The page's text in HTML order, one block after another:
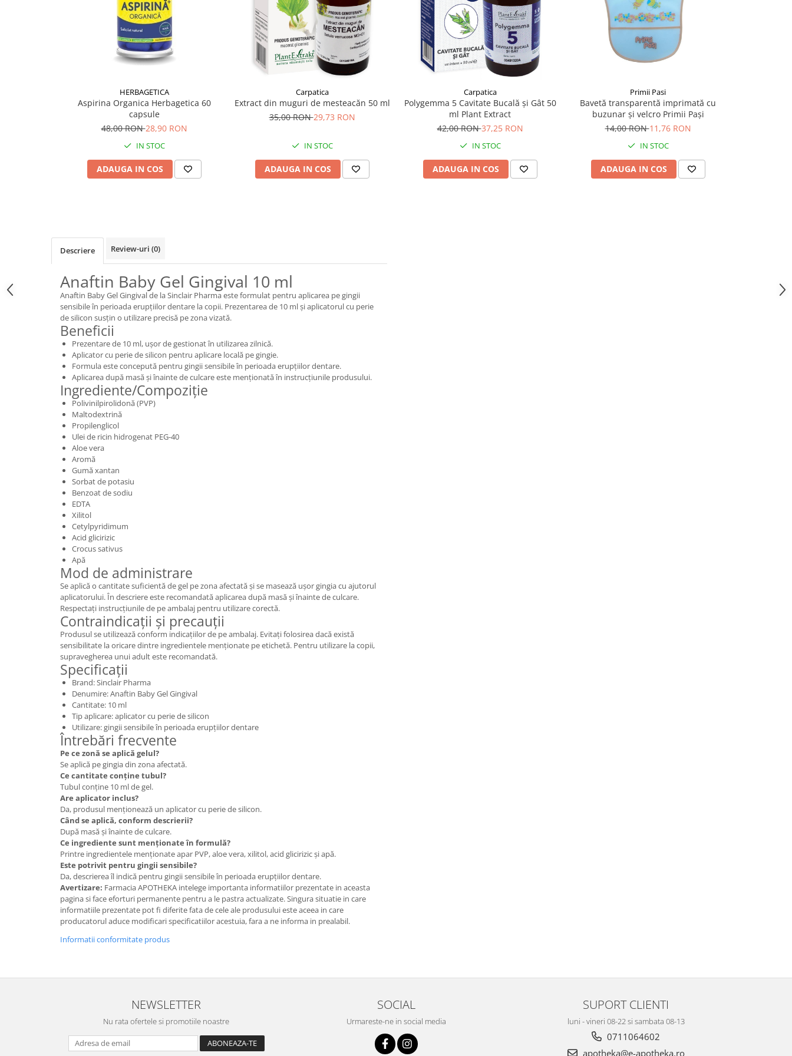
Vitamine si minerale
HERBAGETICA
Aspirina Organica Herbagetica 60
capsule
48,00 RON28,90 RON
IN STOC
ADAUGA IN COS
Carpatica
Extract din muguri de mesteacăn 50 ml
35,00 RON29,73 RON
IN STOC
ADAUGA IN COS
Carpatica
Polygemma 5 Cavitate Bucală și Gât 50
ml Plant Extract
42,00 RON37,25 RON
IN STOC
ADAUGA IN COS
Primii Pasi
Bavetă transparentă imprimată cu
buzunar și velcro Primii Pași
14,00 RON11,76 RON
IN STOC
ADAUGA IN COS
Descriere Review-uri (0)
Anaftin Baby Gel Gingival 10 ml
Anaftin Baby Gel Gingival de la Sinclair Pharma este formulat pentru aplicarea pe gingii
sensibile în perioada erupțiilor dentare la copii. Prezentarea de 10 ml și aplicatorul cu perie
de silicon susțin o utilizare precisă pe zona vizată.
Beneficii
Prezentare de 10 ml, ușor de gestionat în utilizarea zilnică.
Aplicator cu perie de silicon pentru aplicare locală pe gingie.
Formula este concepută pentru gingii sensibile în perioada erupțiilor dentare.
Aplicarea după masă și înainte de culcare este menționată în instrucțiunile produsului.
Ingrediente/Compoziție
Polivinilpirolidonă (PVP)
Maltodextrină
Propilenglicol
Ulei de ricin hidrogenat PEG-40
Aloe vera
Aromă
Gumă xantan
Sorbat de potasiu
Benzoat de sodiu
EDTA
Xilitol
Cetylpyridimum
Acid glicirizic
Crocus sativus
Apă
Mod de administrare
Se aplică o cantitate suficientă de gel pe zona afectată și se masează ușor gingia cu ajutorul
aplicatorului. În descriere este recomandată aplicarea după masă și înainte de culcare.
Respectați instrucțiunile de pe ambalaj pentru utilizare corectă.
Contraindicații și precauții
Produsul se utilizează conform indicațiilor de pe ambalaj. Evitați folosirea dacă există
sensibilitate la oricare dintre ingredientele menționate pe etichetă. Pentru utilizare la copii,
supravegherea unui adult este recomandată.
Specificații
Brand: Sinclair Pharma
Denumire: Anaftin Baby Gel Gingival
Cantitate: 10 ml
Tip aplicare: aplicator cu perie de silicon
Utilizare: gingii sensibile în perioada erupțiilor dentare
Întrebări frecvente
Pe ce zonă se aplică gelul?
Se aplică pe gingia din zona afectată.
Ce cantitate conține tubul?
Tubul conține 10 ml de gel.
Are aplicator inclus?
Da, produsul menționează un aplicator cu perie de silicon.
Când se aplică, conform descrierii?
După masă și înainte de culcare.
Ce ingrediente sunt menționate în formulă?
Printre ingredientele menționate apar PVP, aloe vera, xilitol, acid glicirizic și apă.
Este potrivit pentru gingii sensibile?
Da, descrierea îl indică pentru gingii sensibile în perioada erupțiilor dentare.
Avertizare: Farmacia APOTHEKA intelege importanta informatiilor prezentate in aceasta
pagina si face eforturi permanente pentru a le pastra actualizate. Singura situatie in care
informatiile prezentate pot fi diferite fata de cele ale produsului este aceea in care
producatorul aduce modificari specificatiilor acestuia, fara a ne informa in prealabil.
Informatii conformitate produs
NEWSLETTER
Nu rata ofertele si promotiile noastre
SOCIAL
Urmareste-ne in social media
SUPORT CLIENTI
luni - vineri 08-22 si sambata 08-13
0711064602
apotheka@e-apotheka.ro